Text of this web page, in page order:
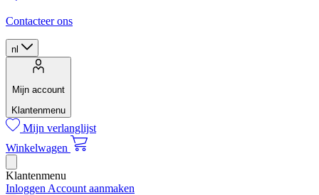
Contacteer ons
nl
Mijn account
Klantenmenu
Mijn verlanglijst
Winkelwagen
Klantenmenu
Inloggen Account aanmaken